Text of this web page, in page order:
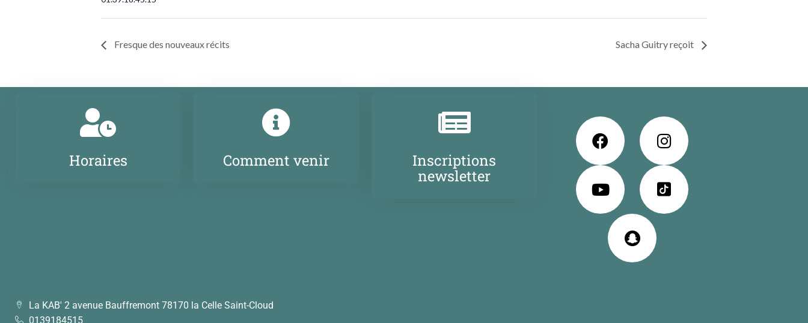
Fresque des nouveaux récits Sacha Guitry reçoit
Horaires Comment venir
Inscriptions
newsletter
La KAB' 2 avenue Bauffremont 78170 la Celle Saint-Cloud
0139184515